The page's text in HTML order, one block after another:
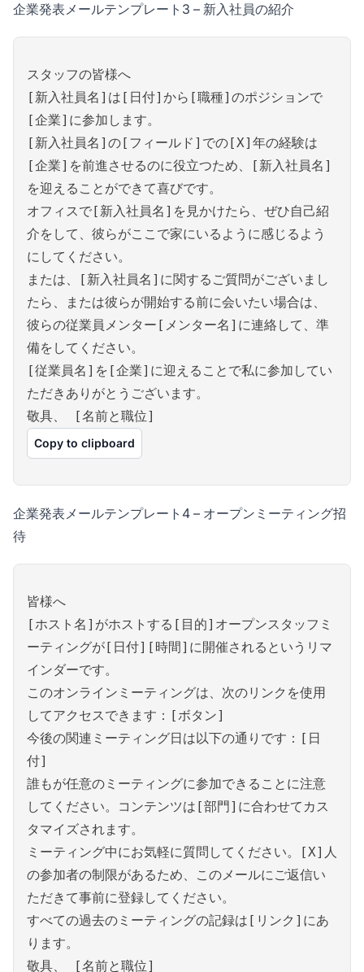
企業発表メールテンプレート3 – 新入社員の紹介
スタッフの皆様へ
[新入社員名]は[日付]から[職種]のポジションで
[企業]に参加します。
[新入社員名]の[フィールド]での[X]年の経験は
[企業]を前進させるのに役立つため、[新入社員名]
を迎えることができて喜びです。
オフィスで[新入社員名]を見かけたら、ぜひ自己紹
介をして、彼らがここで家にいるように感じるよう
にしてください。
または、[新入社員名]に関するご質問がございまし
たら、または彼らが開始する前に会いたい場合は、
彼らの従業員メンター[メンター名]に連絡して、準
備をしてください。
[従業員名]を[企業]に迎えることで私に参加してい
ただきありがとうございます。
敬具、 [名前と職位]
Copy to clipboard
企業発表メールテンプレート4 – オープンミーティング招
待
皆様へ
[ホスト名]がホストする[目的]オープンスタッフミ
ーティングが[日付][時間]に開催されるというリマ
インダーです。
このオンラインミーティングは、次のリンクを使用
してアクセスできます：[ボタン]
今後の関連ミーティング日は以下の通りです：[日
付]
誰もが任意のミーティングに参加できることに注意
してください。コンテンツは[部門]に合わせてカス
タマイズされます。
ミーティング中にお気軽に質問してください。[X]人
の参加者の制限があるため、このメールにご返信い
ただきて事前に登録してください。
すべての過去のミーティングの記録は[リンク]にあ
ります。
敬具、 [名前と職位]